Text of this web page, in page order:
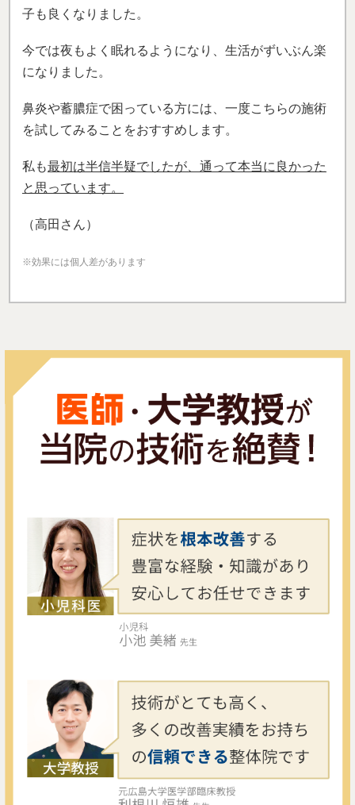
子も良くなりました。
今では夜もよく眠れるようになり、生活がずいぶん楽
になりました。
鼻炎や蓄膿症で困っている方には、一度こちらの施術
を試してみることをおすすめします。
私も最初は半信半疑でしたが、通って本当に良かった
と思っています。
（高田さん）
※効果には個人差があります